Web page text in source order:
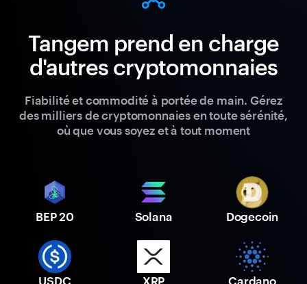
Tangem prend en charge
d'autres cryptomonnaies
Fiabilité et commodité à portée de main. Gérez
des milliers de cryptomonnaies en toute sérénité,
où que vous soyez et à tout moment
BEP 20 Solana Dogecoin
USDC XRP Cardano